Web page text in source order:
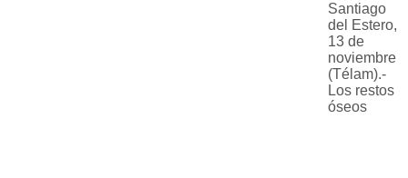
Santiago
del Estero,
13 de
noviembre
(Télam).-
Los restos
óseos